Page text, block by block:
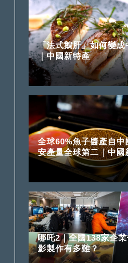
「法式鵝肝」如何變成
｜中國新特產
全球60%魚子醬產自中
安產量全球第二｜中國
哪吒2｜全國138家企
影製作有多難？